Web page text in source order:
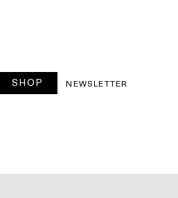
SHOP NEWSLETTER